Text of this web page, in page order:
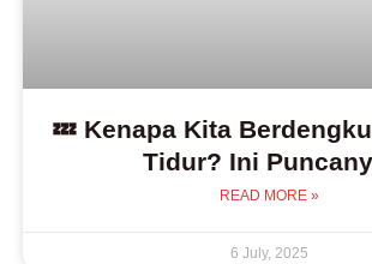
💤 Kenapa Kita
Tidur? Ini
READ MORE »
6 July, 2025